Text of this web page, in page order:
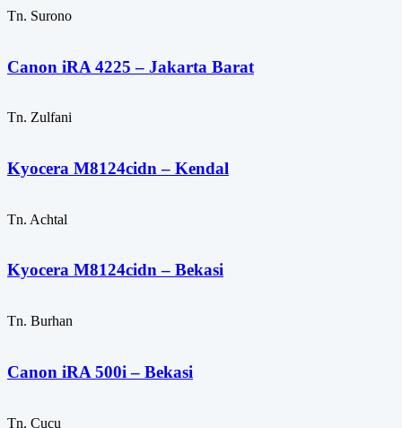
Tn. Surono
Canon iRA 4225 – Jakarta Barat
Tn. Zulfani
Kyocera M8124cidn – Kendal
Tn. Achtal
Kyocera M8124cidn – Bekasi
Tn. Burhan
Canon iRA 500i – Bekasi
Tn. Cucu